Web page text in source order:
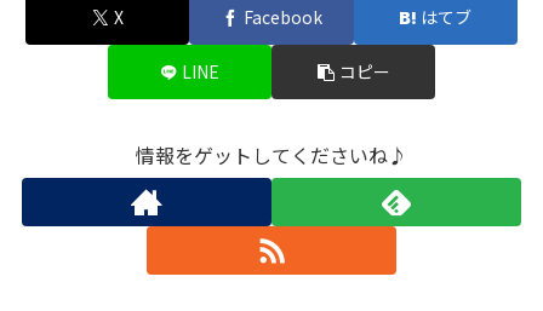
X Facebook はてブ
LINE コピー
情報をゲットしてくださいね♪